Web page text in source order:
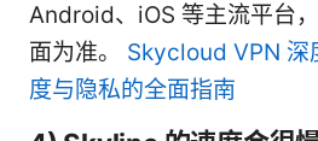
Android、iOS 等主流平台
面为准。 Skycloud VPN 深
度与隐私的全面指南